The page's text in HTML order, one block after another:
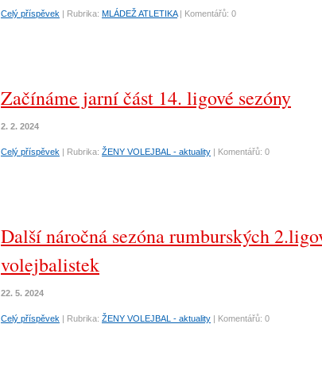
Celý příspěvek | Rubrika: MLÁDEŽ ATLETIKA | Komentářů: 0
Začínáme jarní část 14. ligové sezóny
2. 2. 2024
Celý příspěvek | Rubrika: ŽENY VOLEJBAL - aktuality | Komentářů: 0
Další náročná sezóna rumburských
volejbalistek
22. 5. 2024
Celý příspěvek | Rubrika: ŽENY VOLEJBAL - aktuality | Komentářů: 0